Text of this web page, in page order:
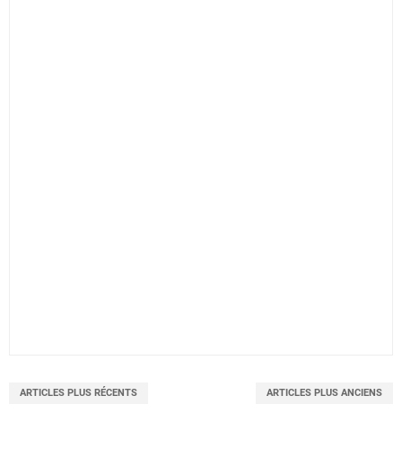
ARTICLES PLUS RÉCENTS ARTICLES PLUS ANCIENS